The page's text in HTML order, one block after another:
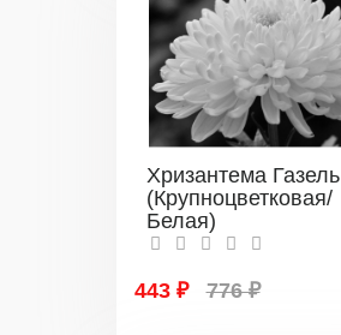
Хризантема Газель
(Крупноцветковая/
Белая)
443 ₽ 776 ₽